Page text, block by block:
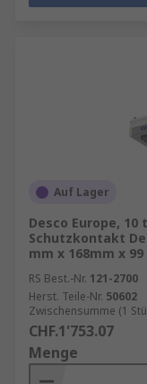
Auf Lager
Desco Europe, 10
Schutzkontakt
mm x 168mm x
RS Best.-Nr. 121-2700
Herst. Teile-Nr. 50602
Zwischensumme (1
CHF.1'753.07
Menge